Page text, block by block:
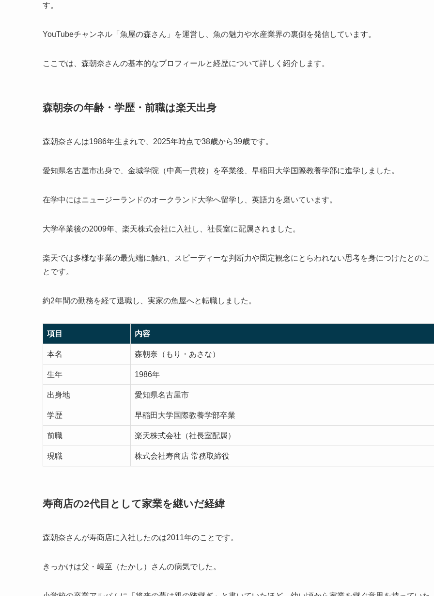
す。
YouTubeチャンネル「魚屋の森さん」を運営し、魚の魅力や水産業界の裏側を発信しています。
ここでは、森朝奈さんの基本的なプロフィールと経歴について詳しく紹介します。
森朝奈の年齢・学歴・前職は楽天出身
森朝奈さんは1986年生まれで、2025年時点で38歳から39歳です。
愛知県名古屋市出身で、金城学院（中高一貫校）を卒業後、早稲田大学国際教養学部に進学しました。
在学中にはニュージーランドのオークランド大学へ留学し、英語力を磨いています。
大学卒業後の2009年、楽天株式会社に入社し、社長室に配属されました。
楽天では多様な事業の最先端に触れ、スピーディーな判断力や固定観念にとらわれない思考を身につけたとのこ
とです。
約2年間の勤務を経て退職し、実家の魚屋へと転職しました。
項目 内容
本名 森朝奈（もり・あさな）
生年 1986年
出身地 愛知県名古屋市
学歴 早稲田大学国際教養学部卒業
前職 楽天株式会社（社長室配属）
現職 株式会社寿商店 常務取締役
寿商店の2代目として家業を継いだ経緯
森朝奈さんが寿商店に入社したのは2011年のことです。
きっかけは父・嶢至（たかし）さんの病気でした。